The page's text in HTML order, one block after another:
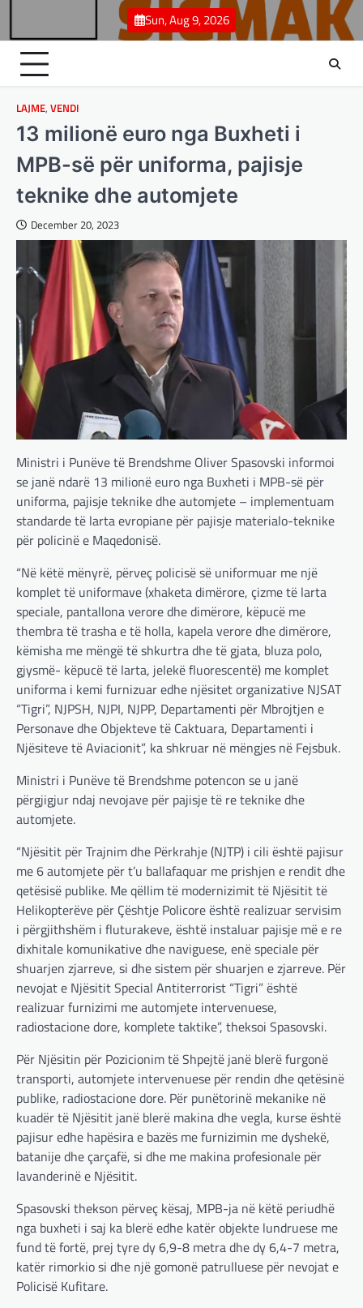
content
Sun, Aug 9, 2026
LAJME, VENDI
13 milionë euro nga Buxheti i
MPB-së për uniforma, pajisje
teknike dhe automjete
December 20, 2023
Ministri i Punëve të Brendshme Oliver Spasovski informoi
se janë ndarë 13 milionë euro nga Buxheti i MPB-së për
uniforma, pajisje teknike dhe automjete – implementuam
standarde të larta evropiane për pajisje materialo-teknike
për policinë e Maqedonisë.
“Në këtë mënyrë, përveç policisë së uniformuar me një
komplet të uniformave (xhaketa dimërore, çizme të larta
speciale, pantallona verore dhe dimërore, këpucë me
thembra të trasha e të holla, kapela verore dhe dimërore,
këmisha me mëngë të shkurtra dhe të gjata, bluza polo,
gjysmë- këpucë të larta, jelekë fluorescentë) me komplet
uniforma i kemi furnizuar edhe njësitet organizative NJSAT
“Tigri”, NJPSH, NJPI, NJPP, Departamenti për Mbrojtjen e
Personave dhe Objekteve të Caktuara, Departamenti i
Njësiteve të Aviacionit”, ka shkruar në mëngjes në Fejsbuk.
Ministri i Punëve të Brendshme potencon se u janë
përgjigjur ndaj nevojave për pajisje të re teknike dhe
automjete.
“Njësitit për Trajnim dhe Përkrahje (NJTP) i cili është pajisur
me 6 automjete për t’u ballafaquar me prishjen e rendit dhe
qetësisë publike. Me qëllim të modernizimit të Njësitit të
Helikopterëve për Çështje Policore është realizuar servisim
i përgjithshëm i fluturakeve, është instaluar pajisje më e re
dixhitale komunikative dhe naviguese, enë speciale për
shuarjen zjarreve, si dhe sistem për shuarjen e zjarreve. Për
nevojat e Njësitit Special Antiterrorist “Tigri” është
realizuar furnizimi me automjete intervenuese,
radiostacione dore, komplete taktike”, theksoi Spasovski.
Për Njësitin për Pozicionim të Shpejtë janë blerë furgonë
transporti, automjete intervenuese për rendin dhe qetësinë
publike, radiostacione dore. Për punëtorinë mekanike në
kuadër të Njësitit janë blerë makina dhe vegla, kurse është
pajisur edhe hapësira e bazës me furnizimin me dyshekë,
batanije dhe çarçafë, si dhe me makina profesionale për
lavanderinë e Njësitit.
Spasovski thekson përveç kësaj, МPB-ja në këtë periudhë
nga buxheti i saj ka blerë edhe katër objekte lundruese me
fund të fortë, prej tyre dy 6,9-8 metra dhe dy 6,4-7 metra,
katër rimorkio si dhe një gomonë patrulluese për nevojat e
Policisë Kufitare.